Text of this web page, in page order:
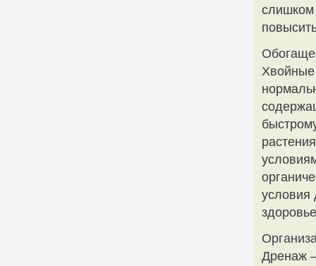
слишком
Хвойные
условия
Дренаж